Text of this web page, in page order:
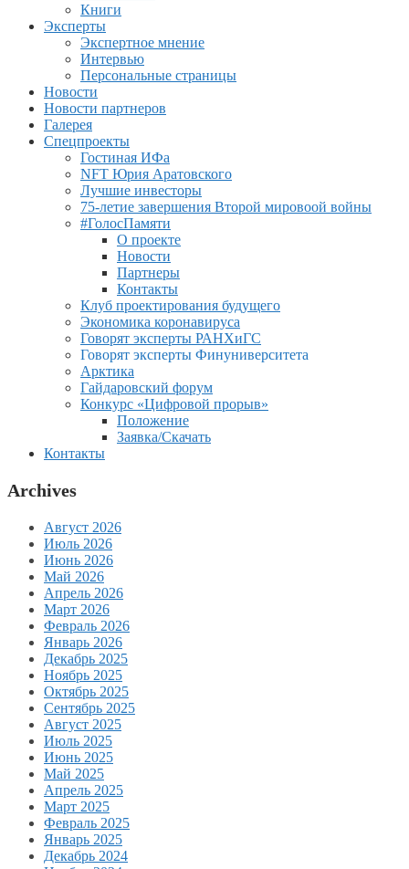
Книги
Эксперты
Экспертное мнение
Интервью
Персональные страницы
Новости
Новости партнеров
Галерея
Спецпроекты
Гостиная ИФа
NFT Юрия Аратовского
Лучшие инвесторы
75-летие завершения Второй мировоой войны
#ГолосПамяти
О проекте
Новости
Партнеры
Контакты
Клуб проектирования будущего
Экономика коронавируса
Говорят эксперты РАНХиГС
Говорят эксперты Финуниверситета
Арктика
Гайдаровский форум
Конкурс «Цифровой прорыв»
Положение
Заявка/Скачать
Контакты
Archives
Август 2026
Июль 2026
Июнь 2026
Май 2026
Апрель 2026
Март 2026
Февраль 2026
Январь 2026
Декабрь 2025
Ноябрь 2025
Октябрь 2025
Сентябрь 2025
Август 2025
Июль 2025
Июнь 2025
Май 2025
Апрель 2025
Март 2025
Февраль 2025
Январь 2025
Декабрь 2024